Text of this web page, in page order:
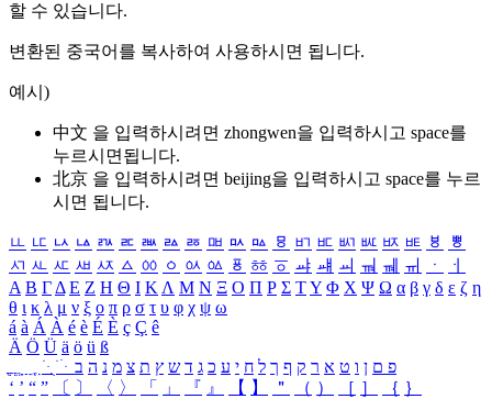
할 수 있습니다.
변환된 중국어를 복사하여 사용하시면 됩니다.
예시)
中文 을 입력하시려면 zhongwen을 입력하시고 space를
누르시면됩니다.
北京 을 입력하시려면 beijing을 입력하시고 space를 누르
시면 됩니다.
ㅥ ㅦ ㅧ ㅨ ㅩ ㅪ ㅫ ㅬ ㅭ ㅮ ㅯ ㅰ ㅱ ㅲ ㅳ ㅴ ㅵ ㅶ ㅷ ㅸ
ㅹ
ㅺ ㅻ ㅼ ㅽ ㅾ ㅿ ㆀ ㆁ ㆂ ㆃ ㆄ ㆅ ㆆ ㆇ ㆈ ㆉ ㆊ ㆋ ㆌ ㆍ
ㆎ
Α Β ΓΔ Ε Ζ Η Θ Ι ΚΛ Μ Ν Ξ Ο Π Ρ Σ ΤΥ Φ Χ Ψ Ω α β γ δ ε ζ η
θ ι κ λ μ ν ξ ο π ρ σ τ υ φ χ ψ ω
á à Á À é è É È ç Ç ê
Ä Ö Ü ä ö ü ß
ִֶֹ ֻּ ׁׂ פ ם ן ו ט א ר ק ף ך ל ח י ע כ ג ד ש ץ ת צ מ נ ה ב
‘ ’ “ ” 〔 〕 〈 〉 「 」 『 』 【 】 ＂ （ ） ［ ］ ｛ ｝